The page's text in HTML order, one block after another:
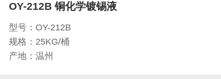
OY-212B 铜化学镀锡液
型号：OY-212B
规格：25KG/桶
产地：温州